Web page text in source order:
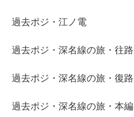
過去ポジ・江ノ電
過去ポジ・深名線の旅・往路
過去ポジ・深名線の旅・復路
過去ポジ・深名線の旅・本編